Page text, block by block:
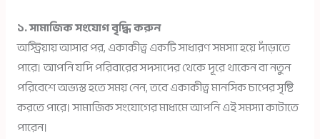
১. সামাজিক সংযোগ বৃদ্ধি করুন
অস্ট্রিয়ায় আসার পর, একাকীত্ব একটি সাধারণ সমস্যা হয়ে দাঁড়াতে
পারে। আপনি যদি পরিবারের সদস্যদের থেকে দূরে থাকেন বা নতুন
পরিবেশে অভ্যস্ত হতে সময় নেন, তবে একাকীত্ব মানসিক চাপের সৃষ্টি
করতে পারে। সামাজিক সংযোগের মাধ্যমে আপনি এই সমস্যা কাটাতে
পারেন।